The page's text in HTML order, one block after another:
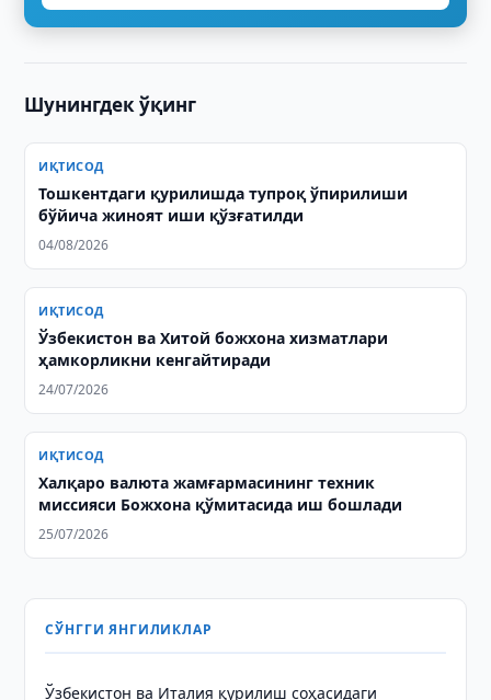
Шунингдек ўқинг
ИҚТИСОД
Тошкентдаги қурилишда тупроқ ўпирилиши
бўйича жиноят иши қўзғатилди
04/08/2026
ИҚТИСОД
Ўзбекистон ва Хитой божхона хизматлари
ҳамкорликни кенгайтиради
24/07/2026
ИҚТИСОД
Халқаро валюта жамғармасининг техник
миссияси Божхона қўмитасида иш бошлади
25/07/2026
СЎНГГИ ЯНГИЛИКЛАР
Ўзбекистон ва Италия қурилиш соҳасидаги